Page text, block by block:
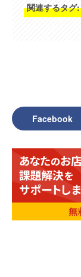
関連するタグ:
Facebook